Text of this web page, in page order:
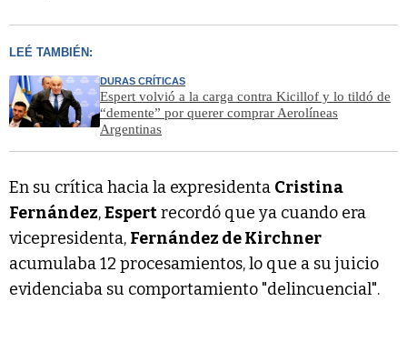
LEÉ TAMBIÉN:
DURAS CRÍTICAS
Espert volvió a la carga contra Kicillof y lo tildó de
“demente” por querer comprar Aerolíneas
Argentinas
En su crítica hacia la expresidenta Cristina
Fernández,Espertrecordó que ya cuando era
vicepresidenta, Fernández de Kirchner
acumulaba 12 procesamientos, lo que a su juicio
evidenciaba su comportamiento "delincuencial".